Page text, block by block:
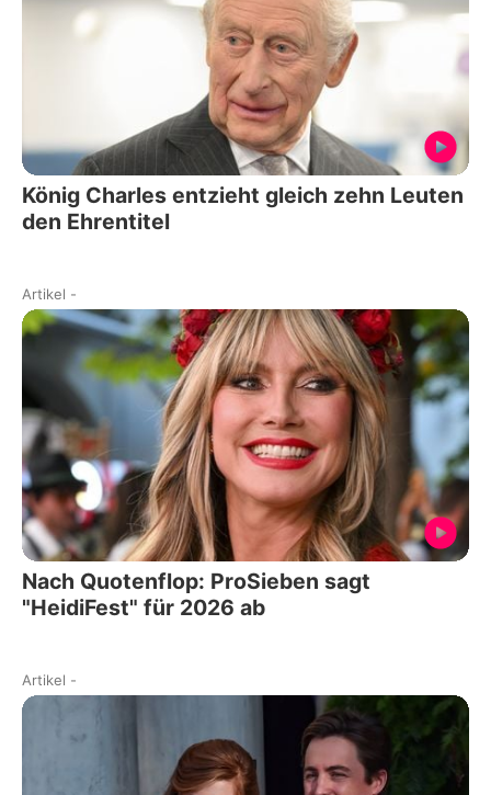
König Charles entzieht gleich zehn Leuten
den Ehrentitel
Artikel -
Nach Quotenflop: ProSieben sagt
"HeidiFest" für 2026 ab
Artikel -